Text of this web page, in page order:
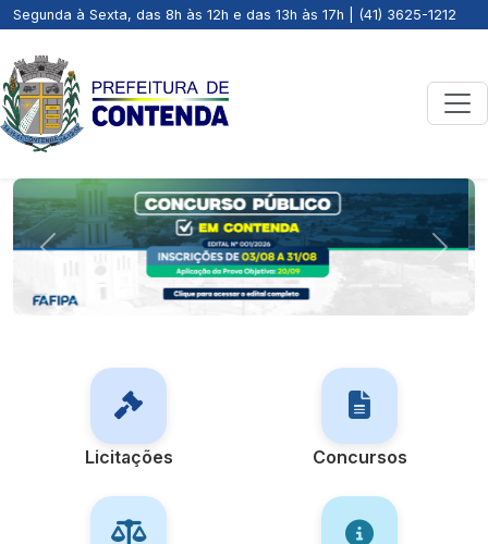
Segunda à Sexta, das 8h às 12h e das 13h às 17h | (41) 3625-1212
Previous Next
Licitações Concursos